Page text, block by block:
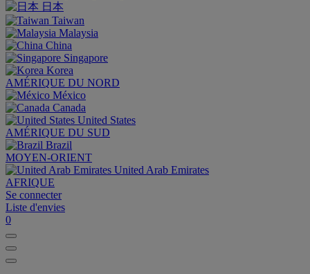
日本
Taiwan
Malaysia
China
Singapore
Korea
AMÉRIQUE DU NORD
México
Canada
United States
AMÉRIQUE DU SUD
Brazil
MOYEN-ORIENT
United Arab Emirates
AFRIQUE
Se connecter
Liste d'envies
0